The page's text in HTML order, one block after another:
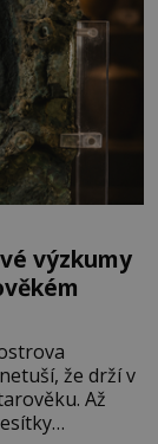
výzkumy
že drží v
Až